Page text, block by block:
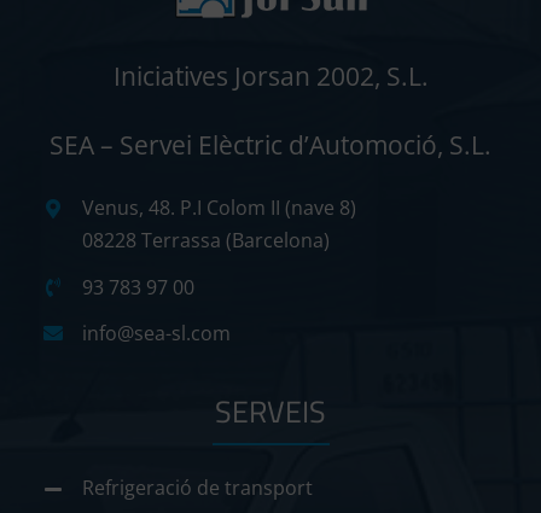
Iniciatives Jorsan 2002, S.L.
SEA – Servei Elèctric d’Automoció, S.L.
Venus, 48. P.I Colom II (nave 8)
08228 Terrassa (Barcelona)
93 783 97 00
info@sea-sl.com
SERVEIS
Refrigeració de transport